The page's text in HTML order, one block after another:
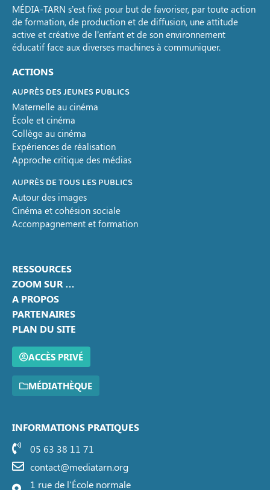
MÉDIA-TARN s’est fixé pour but de favoriser, par toute action
de formation, de production et de diffusion, une attitude
active et créative de l’enfant et de son environnement
éducatif face aux diverses machines à communiquer.
ACTIONS
AUPRÈS DES JEUNES PUBLICS
Maternelle au cinéma
École et cinéma
Collège au cinéma
Expériences de réalisation
Approche critique des médias
AUPRÈS DE TOUS LES PUBLICS
Autour des images
Cinéma et cohésion sociale
Accompagnement et formation
RESSOURCES
ZOOM SUR …
A PROPOS
PARTENAIRES
PLAN DU SITE
ACCÈS PRIVÉ
MÉDIATHÈQUE
INFORMATIONS PRATIQUES
05 63 38 11 71
contact@mediatarn.org
1 rue de l'École normale